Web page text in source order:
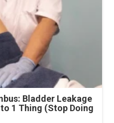
Bladder Leakage
1 Thing (Stop Doing